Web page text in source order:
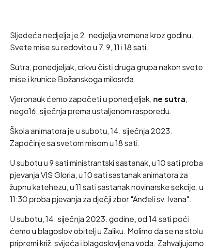
Sljedeća nedjelja je 2. nedjelja vremena kroz godinu.
Svete mise su redovito u 7, 9, 11 i 18 sati.
Sutra, ponedjeljak, crkvu čisti druga grupa nakon svete
mise i krunice Božanskoga milosrđa.
Vjeronauk ćemo započeti u ponedjeljak, ne sutra,
nego16. siječnja prema ustaljenom rasporedu.
Škola animatora je u subotu, 14. siječnja 2023.
Započinje sa svetom misom u 18 sati.
U subotu u 9 sati ministrantski sastanak, u 10 sati proba
pjevanja VIS Gloria, u 10 sati sastanak animatora za
župnu katehezu, u 11 sati sastanak novinarske sekcije, u
11:30 proba pjevanja za dječji zbor "Anđeli sv. Ivana".
U subotu, 14. siječnja 2023. godine, od 14 sati poći
ćemo u blagoslov obitelj u Zaliku. Molimo da se na stolu
pripremi križ, svijeća i blagoslovljena voda. Zahvaljujemo.